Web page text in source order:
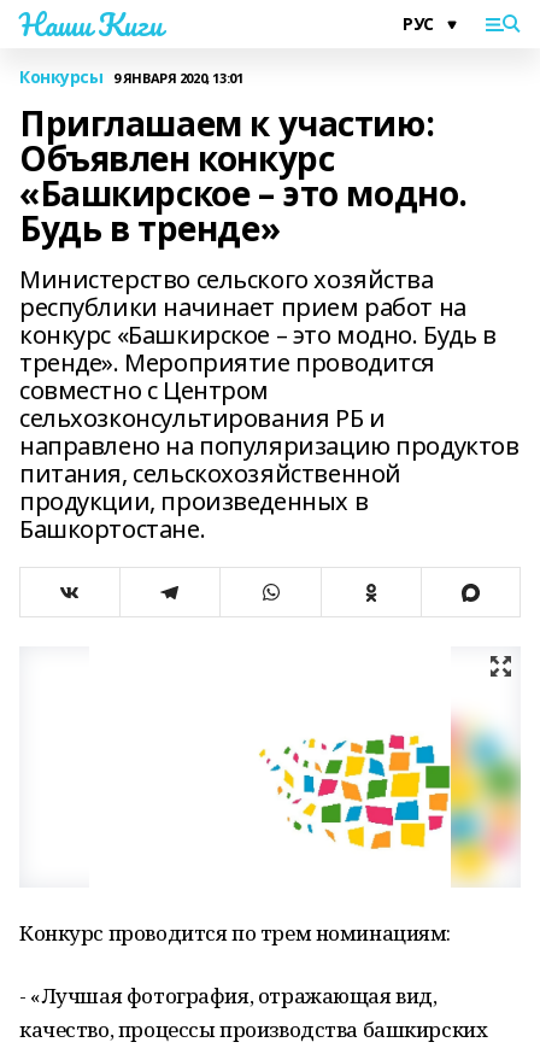
Наши Киги
Конкурсы 9 ЯНВАРЯ 2020, 13:01
Приглашаем к участию:
Объявлен конкурс
«Башкирское – это модно.
Будь в тренде»
Министерство сельского хозяйства
республики начинает прием работ на
конкурс «Башкирское – это модно. Будь в
тренде». Мероприятие проводится
совместно с Центром
сельхозконсультирования РБ и
направлено на популяризацию продуктов
питания, сельскохозяйственной
продукции, произведенных в
Башкортостане.
Конкурс проводится по трем номинациям:
- «Лучшая фотография, отражающая вид,
качество, процессы производства башкирских